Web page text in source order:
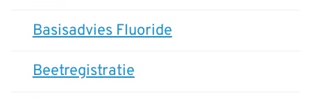
Basisadvies Fluoride
Beetregistratie